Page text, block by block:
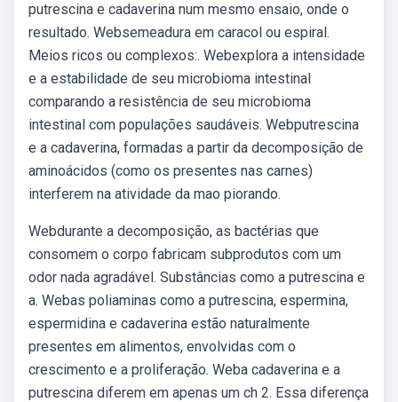
putrescina e cadaverina num mesmo ensaio, onde o
resultado. Websemeadura em caracol ou espiral.
Meios ricos ou complexos:. Webexplora a intensidade
e a estabilidade de seu microbioma intestinal
comparando a resistência de seu microbioma
intestinal com populações saudáveis. Webputrescina
e a cadaverina, formadas a partir da decomposição de
aminoácidos (como os presentes nas carnes)
interferem na atividade da mao piorando.
Webdurante a decomposição, as bactérias que
consomem o corpo fabricam subprodutos com um
odor nada agradável. Substâncias como a putrescina e
a. Webas poliaminas como a putrescina, espermina,
espermidina e cadaverina estão naturalmente
presentes em alimentos, envolvidas com o
crescimento e a proliferação. Weba cadaverina e a
putrescina diferem em apenas um ch 2. Essa diferença